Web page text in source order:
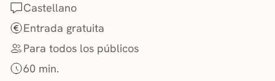
Castellano
Entrada gratuita
Para todos los públicos
60 min.